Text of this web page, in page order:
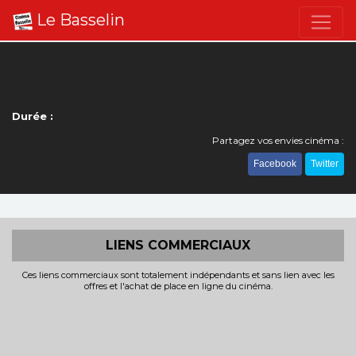
Le Basselin
Durée :
Partagez vos envies cinéma :
Facebook Twitter
LIENS COMMERCIAUX
Ces liens commerciaux sont totalement indépendants et sans lien avec les
offres et l'achat de place en ligne du cinéma.